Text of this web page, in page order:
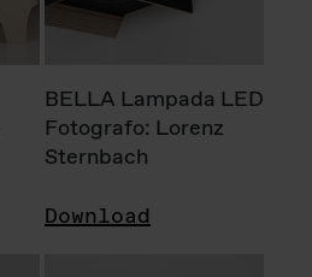
BELLA Lampada LED
Fotografo: Lorenz
Sternbach
Download